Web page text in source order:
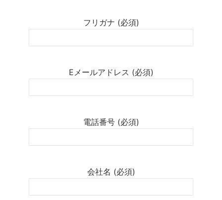
フリガナ (必須)
Eメールアドレス (必須)
電話番号 (必須)
会社名 (必須)